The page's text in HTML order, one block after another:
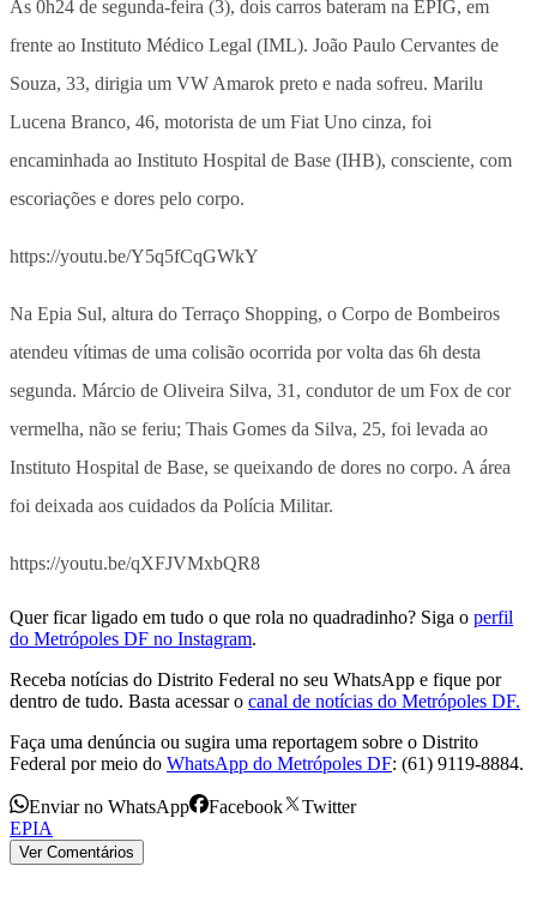
Às 0h24 de segunda-feira (3), dois carros bateram na EPIG, em
frente ao Instituto Médico Legal (IML). João Paulo Cervantes de
Souza, 33, dirigia um VW Amarok preto e nada sofreu. Marilu
Lucena Branco, 46, motorista de um Fiat Uno cinza, foi
encaminhada ao Instituto Hospital de Base (IHB), consciente, com
escoriações e dores pelo corpo.
https://youtu.be/Y5q5fCqGWkY
Na Epia Sul, altura do Terraço Shopping, o Corpo de Bombeiros
atendeu vítimas de uma colisão ocorrida por volta das 6h desta
segunda. Márcio de Oliveira Silva, 31, condutor de um Fox de cor
vermelha, não se feriu; Thais Gomes da Silva, 25, foi levada ao
Instituto Hospital de Base, se queixando de dores no corpo. A área
foi deixada aos cuidados da Polícia Militar.
https://youtu.be/qXFJVMxbQR8
Quer ficar ligado em tudo o que rola no quadradinho? Siga o perfil
do Metrópoles DF no Instagram.
Receba notícias do Distrito Federal no seu WhatsApp e fique por
dentro de tudo. Basta acessar o canal de notícias do Metrópoles DF.
Faça uma denúncia ou sugira uma reportagem sobre o Distrito
Federal por meio do WhatsApp do Metrópoles DF: (61) 9119-8884.
Enviar no WhatsApp Facebook
Twitter
EPIA
Ver Comentários